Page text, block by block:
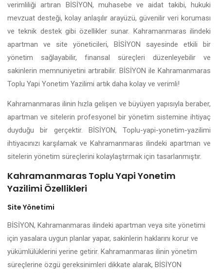
verimliliği artıran BİSİYON, muhasebe ve aidat takibi, hukuki
mevzuat desteği, kolay anlaşılır arayüzü, güvenilir veri koruması
ve teknik destek gibi özellikler sunar. Kahramanmaras ilindeki
apartman ve site yöneticileri, BİSİYON sayesinde etkili bir
yönetim sağlayabilir, finansal süreçleri düzenleyebilir ve
sakinlerin memnuniyetini artırabilir. BİSİYON ile Kahramanmaras
Toplu Yapi Yonetim Yazilimi artık daha kolay ve verimli!
Kahramanmaras ilinin hızla gelişen ve büyüyen yapısıyla beraber,
apartman ve sitelerin profesyonel bir yönetim sistemine ihtiyaç
duyduğu bir gerçektir. BİSİYON, Toplu-yapi-yonetim-yazilimi
ihtiyacınızı karşılamak ve Kahramanmaras ilindeki apartman ve
sitelerin yönetim süreçlerini kolaylaştırmak için tasarlanmıştır.
Kahramanmaras Toplu Yapi Yonetim
Yazilimi Özellikleri
Site Yönetimi
BİSİYON, Kahramanmaras ilindeki apartman veya site yönetimi
için yasalara uygun planlar yapar, sakinlerin haklarını korur ve
yükümlülüklerini yerine getirir. Kahramanmaras ilinin yönetim
süreçlerine özgü gereksinimleri dikkate alarak, BİSİYON